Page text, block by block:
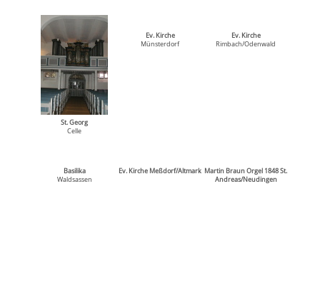
St. Georg
Celle
Ev. Kirche
Münsterdorf
Ev. Kirche
Rimbach/Odenwald
Basilika
Waldsassen
Ev. Kirche Meßdorf/Altmark Martin Braun Orgel 1848 St.
Andreas/Neudingen